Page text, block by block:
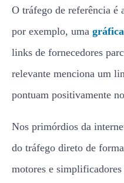
O tráfego de referência é
por exemplo, uma
links de fornecedores
relevante menciona um
pontuam positivamente
Nos primórdios da
do tráfego direto de
motores e simplificadores